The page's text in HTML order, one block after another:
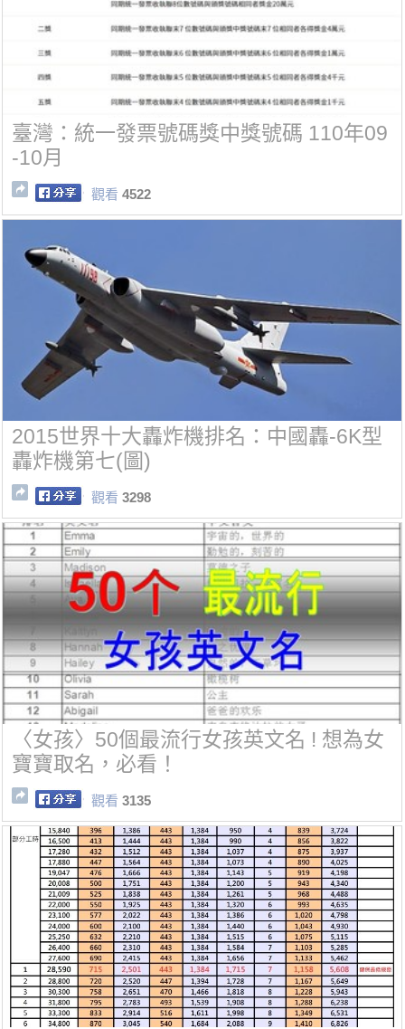
臺灣：統一發票號碼獎中獎號碼 110年09
-10月
觀看 4522
2015世界十大轟炸機排名：中國轟-6K型
轟炸機第七(圖)
觀看 3298
〈女孩〉50個最流行女孩英文名 ! 想為女
寶寶取名，必看！
觀看 3135